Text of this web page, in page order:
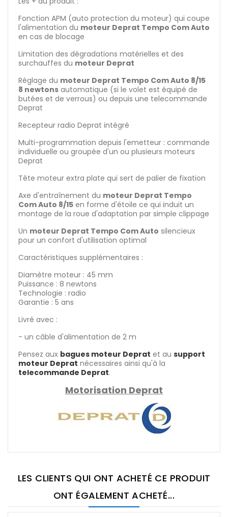
Fonction APM (auto protection du moteur) qui coupe
l'alimentation du moteur Deprat Tempo Com Auto
en cas de blocage
Limitation des dégradations matérielles et des
surchauffes du moteur Deprat
Réglage du moteur Deprat Tempo Com Auto 8/15
8 newtons automatique (si le volet est équipé de
butées et de verrous) ou depuis une telecommande
Deprat
Recepteur radio Deprat intégré
Multi-programmation depuis l'emetteur : commande
individuelle ou groupée d'un ou plusieurs moteurs
Deprat
Tête moteur extra plate qui sert de palier de fixation
Axe d'entraînement du moteur Deprat Tempo
Com Auto 8/15 en forme d'étoile ce qui induit un
montage de la roue d'adaptation par simple clippage
Un moteur Deprat Tempo Com Auto silencieux
pour un confort d'utilisation optimal
Caractéristiques supplémentaires :
Diamètre moteur : 45 mm
Puissance : 8 newtons
Technologie : radio
Garantie : 5 ans
Livré avec :
- un câble d'alimentation de 2 m
Pensez aux bagues moteur Deprat et au support
moteur Deprat nécessaires ainsi qu'à la
telecommande Deprat.
Motorisation Deprat
LES CLIENTS QUI ONT ACHETÉ CE PRODUIT
ONT ÉGALEMENT ACHETÉ...